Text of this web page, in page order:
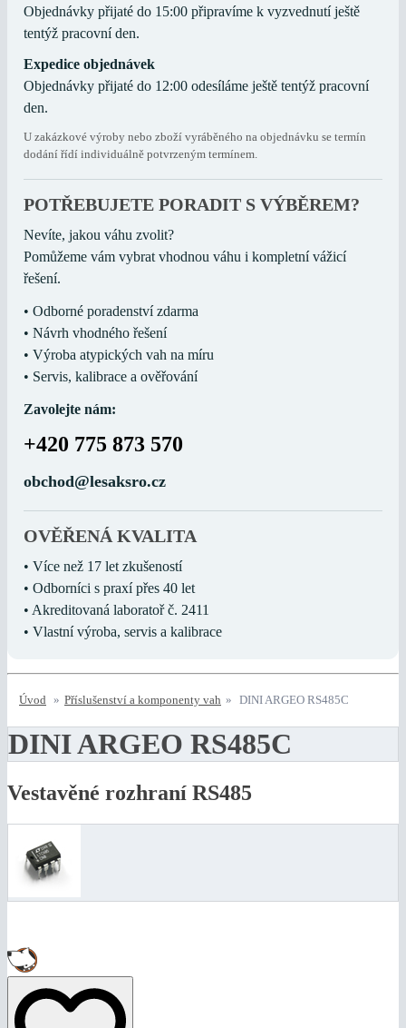
Objednávky přijaté do 15:00 připravíme k vyzvednutí ještě
tentýž pracovní den.
Expedice objednávek
Objednávky přijaté do 12:00 odesíláme ještě tentýž pracovní
den.
U zakázkové výroby nebo zboží vyráběného na objednávku se termín
dodání řídí individuálně potvrzeným termínem.
POTŘEBUJETE PORADIT S VÝBĚREM?
Nevíte, jakou váhu zvolit?
Pomůžeme vám vybrat vhodnou váhu i kompletní vážicí
řešení.
• Odborné poradenství zdarma
• Návrh vhodného řešení
• Výroba atypických vah na míru
• Servis, kalibrace a ověřování
Zavolejte nám:
+420 775 873 570
obchod@lesaksro.cz
OVĚŘENÁ KVALITA
• Více než 17 let zkušeností
• Odborníci s praxí přes 40 let
• Akreditovaná laboratoř č. 2411
• Vlastní výroba, servis a kalibrace
Úvod » Příslušenství a komponenty vah » DINI ARGEO RS485C
DINI ARGEO RS485C
Vestavěné rozhraní RS485